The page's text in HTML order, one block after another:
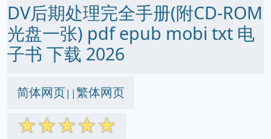
DV后期处理完全手册(附CD-ROM
光盘一张) pdf epub mobi txt 电
子书 下载 2026
简体网页||繁体网页
☆☆☆☆☆